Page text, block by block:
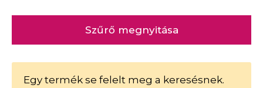
Szűrő megnyitása
Egy termék se felelt meg a keresésnek.